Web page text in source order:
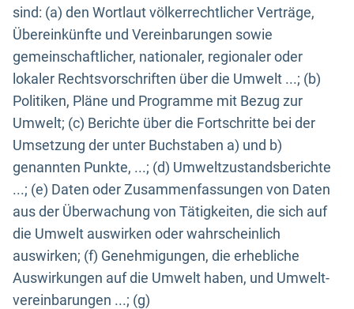
sind: (a) den Wortlaut völkerrechtlicher Verträge,
Übereinkünfte und Vereinbarungen sowie
gemeinschaftlicher, nationaler, regionaler oder
lokaler Rechtsvorschriften über die Umwelt ...; (b)
Politiken, Pläne und Programme mit Bezug zur
Umwelt; (c) Berichte über die Fortschritte bei der
Umsetzung der unter Buchstaben a) und b)
genannten Punkte, ...; (d) Umweltzustandsberichte
...; (e) Daten oder Zusammenfassungen von Daten
aus der Überwachung von Tätigkeiten, die sich auf
die Umwelt auswirken oder wahrscheinlich
auswirken; (f) Genehmigungen, die erhebliche
Auswirkungen auf die Umwelt haben, und Umwelt-
vereinbarungen ...; (g)